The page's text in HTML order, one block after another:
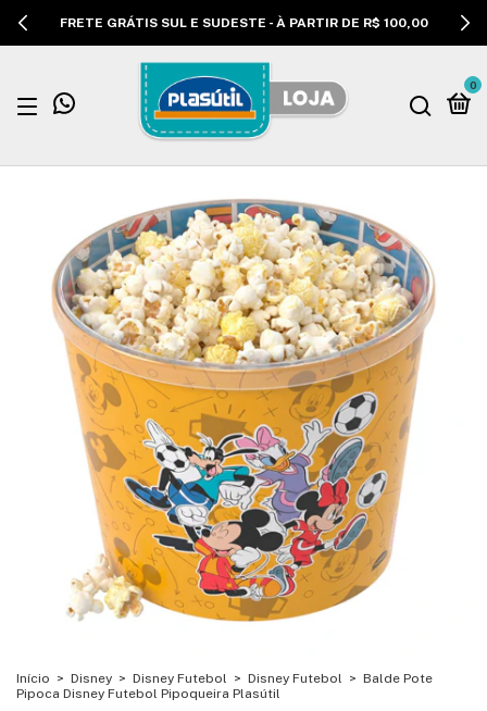
FRETE GRÁTIS SUL E SUDESTE - À PARTIR DE R$ 100,00
0
Início > Disney > Disney Futebol > Disney Futebol > Balde Pote
Pipoca Disney Futebol Pipoqueira Plasútil